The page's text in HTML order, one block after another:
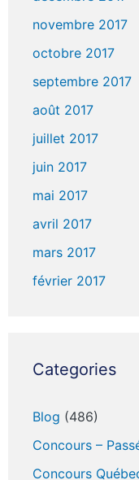
novembre 2017
octobre 2017
septembre 2017
août 2017
juillet 2017
juin 2017
mai 2017
avril 2017
mars 2017
février 2017
Categories
Blog (486)
Concours –
Concours